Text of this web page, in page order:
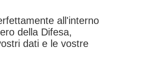
all'interno
della Difesa,
dati e le vostre